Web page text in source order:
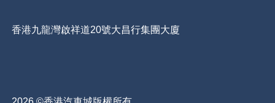
香港九龍灣啟祥道20號大昌行集團大廈